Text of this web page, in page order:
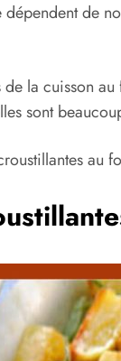
de
la cuisson
sont